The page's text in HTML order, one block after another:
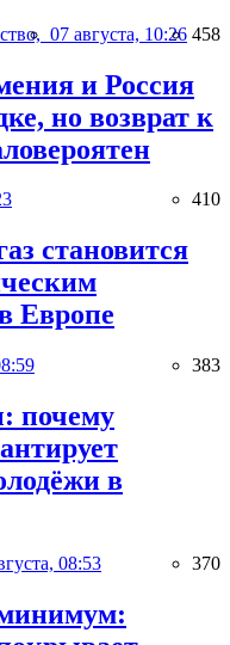
07 августа, 10:26 458
и Россия
но возврат к
410
становится
Европе
383
почему
в
08:53 370